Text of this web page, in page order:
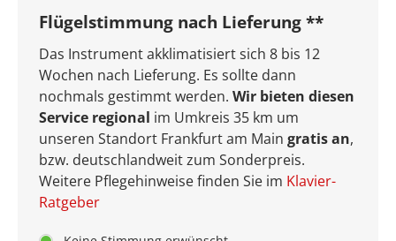
Flügelstimmung nach Lieferung **
Das Instrument akklimatisiert sich 8 bis 12
Wochen nach Lieferung. Es sollte dann
nochmals gestimmt werden. Wir bieten diesen
Service regional im Umkreis 35 km um
unseren Standort Frankfurt am Main gratis an,
bzw. deutschlandweit zum Sonderpreis.
Weitere Pflegehinweise finden Sie im Klavier-
Ratgeber